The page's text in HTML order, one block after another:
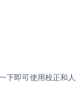
即可使用校正和人